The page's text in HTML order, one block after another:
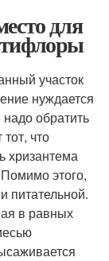
для
участок
нуждается
обратить
что
хризантема
этого,
питательной.
в равных